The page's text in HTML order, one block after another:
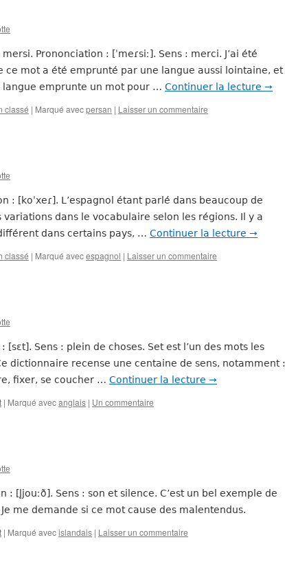
Prononciation : [ˈmeɾsiː]. Sens : merci. J’ai été
ce mot a été emprunté par une langue aussi lointaine, et
langue emprunte un mot pour … Continuer la lecture →
classé | Marqué avecpersan | Laisser un commentaire
: [koˈxeɾ]. L’espagnol étant parlé dans beaucoup de
variations dans le vocabulaire selon les régions. Il y a
dans certains pays, … Continuer la lecture →
classé | Marqué avecespagnol | Laisser un commentaire
Sens : plein de choses. Set est l’un des mots les
dictionnaire recense une centaine de sens, notamment :
fixer, se coucher … Continuer la lecture →
| Marqué avecanglais | Un commentaire
: [l̥jouːð]. Sens : son et silence. C’est un bel exemple de
me demande si ce mot cause des malentendus.
| Marqué avecislandais | Laisser un commentaire